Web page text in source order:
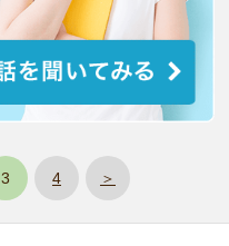
3 4 ＞